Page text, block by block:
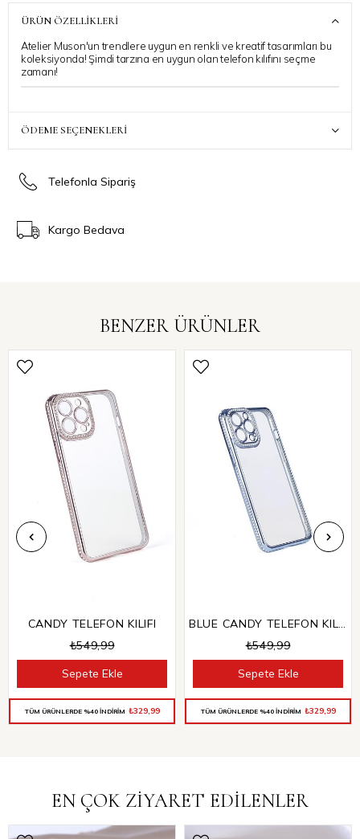
ÜRÜN ÖZELLIKLERI
Atelier Muson'un trendlere uygun en renkli ve kreatif tasarımları bu
koleksiyonda! Şimdi tarzına en uygun olan telefon kılıfını seçme
zamanı!
ÖDEME SEÇENEKLERI
Telefonla Sipariş
Kargo Bedava
BENZER ÜRÜNLER
CANDY TELEFON KILIFI
₺549,99
Sepete Ekle
TÜM ÜRÜNLERDE %40 İNDİRİM ₺329,99
BLUE CANDY TELEFON KILIFI
₺549,99
Sepete Ekle
TÜM ÜRÜNLERDE %40 İNDİRİM ₺329,99
EN ÇOK ZİYARET EDİLENLER